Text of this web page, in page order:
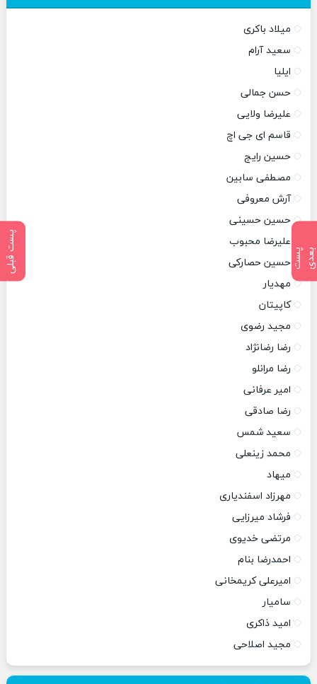
پ
س
ت
ب
ع
د ی پست قبلی
میلاد باکری
سعید آرام
ایلیا
حسن جمالی
علیرضا ولایی
قاسم ای جی اچ
حسین رایج
مصطفی سابین
آرش معروفی
حسین حسینی
علیرضا محبوب
حسین حصارکی
مهدیار
کاپیتان
مجید رضوی
رضا رضانژاد
رضا مرانلو
امیر عرفانی
رضا صادقی
سعید شمس
محمد زینعلی
میهاد
مهرزاد اسفندیاری
فرشاد میرزایی
مرتضی خدیوی
احمدرضا بنام
امیرعلی کریمخانی
سامیار
امید ذاکری
مجید اصلاحی